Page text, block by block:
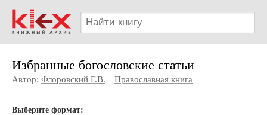
Избранные богословские статьи
Автор: Флоровский Г.В. | Православная книга
Выберите формат: